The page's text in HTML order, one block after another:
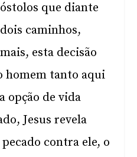
que diante
caminhos,
esta decisão
homem tanto aqui
opção de vida
Jesus revela
contra ele, o